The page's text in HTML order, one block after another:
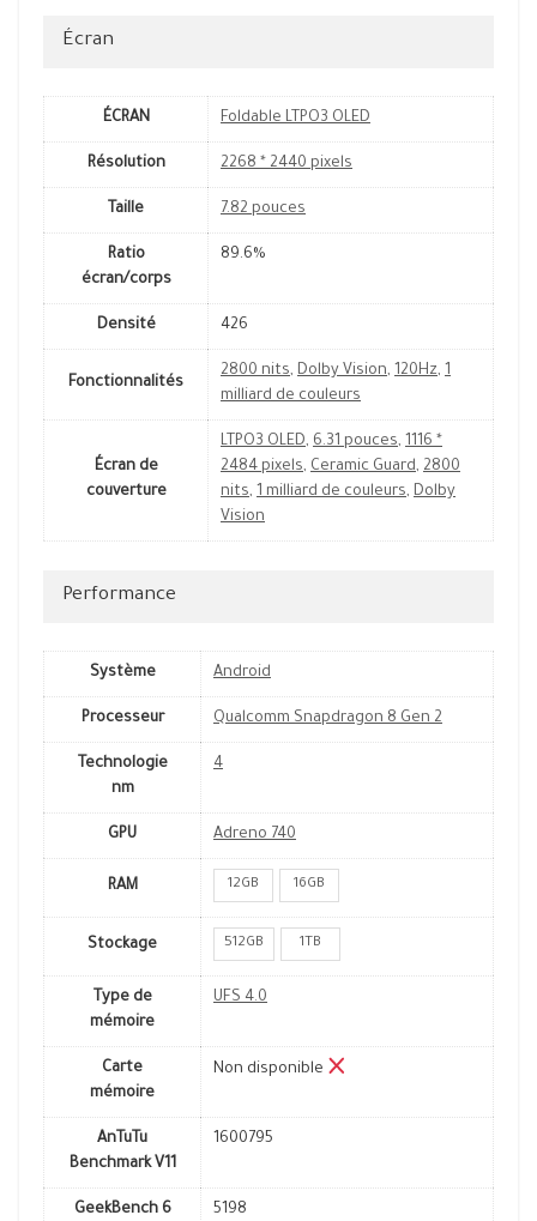
Écran
ÉCRAN Foldable LTPO3 OLED
Résolution 2268 * 2440 pixels
Taille 7.82 pouces
Ratio
écran/corps
89.6%
Densité 426
Fonctionnalités
2800 nits, Dolby Vision, 120Hz, 1
milliard de couleurs
Écran de
couverture
LTPO3 OLED, 6.31 pouces, 1116 *
2484 pixels, Ceramic Guard, 2800
nits, 1 milliard de couleurs, Dolby
Vision
Performance
Système Android
Processeur Qualcomm Snapdragon 8 Gen 2
Technologie
nm
4
GPU Adreno 740
RAM 12GB 16GB
Stockage 512GB 1TB
Type de
mémoire
UFS 4.0
Carte
mémoire
Non disponible
AnTuTu
Benchmark V11
1600795
GeekBench 6 5198